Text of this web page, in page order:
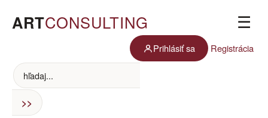
ARTCONSULTING ☰
Prihlásiť sa Registrácia